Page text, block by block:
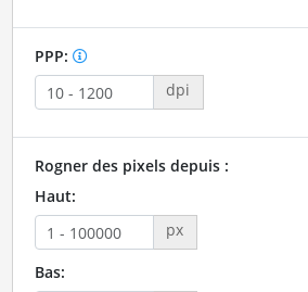
PPP:
dpi
Rogner des pixels depuis :
Haut:
px
Bas: